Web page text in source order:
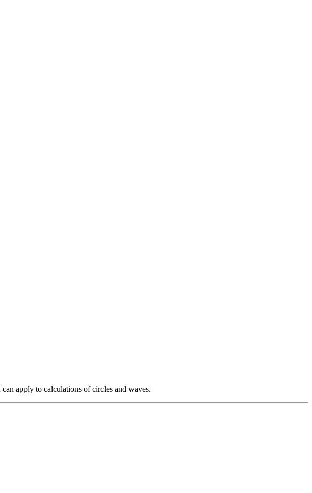
apply to calculations of circles and waves.